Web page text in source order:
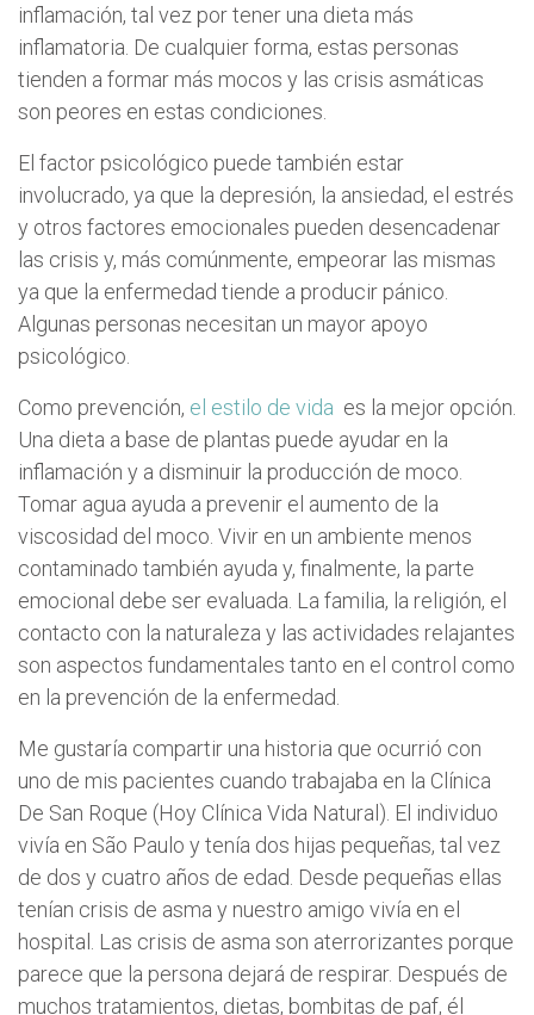
inflamación, tal vez por tener una dieta más
inflamatoria. De cualquier forma, estas personas
tienden a formar más mocos y las crisis asmáticas
son peores en estas condiciones.
El factor psicológico puede también estar
involucrado, ya que la depresión, la ansiedad, el estrés
y otros factores emocionales pueden desencadenar
las crisis y, más comúnmente, empeorar las mismas
ya que la enfermedad tiende a producir pánico.
Algunas personas necesitan un mayor apoyo
psicológico.
Como prevención, el estilo de vida es la mejor opción.
Una dieta a base de plantas puede ayudar en la
inflamación y a disminuir la producción de moco.
Tomar agua ayuda a prevenir el aumento de la
viscosidad del moco. Vivir en un ambiente menos
contaminado también ayuda y, finalmente, la parte
emocional debe ser evaluada. La familia, la religión, el
contacto con la naturaleza y las actividades relajantes
son aspectos fundamentales tanto en el control como
en la prevención de la enfermedad.
Me gustaría compartir una historia que ocurrió con
uno de mis pacientes cuando trabajaba en la Clínica
De San Roque (Hoy Clínica Vida Natural). El individuo
vivía en São Paulo y tenía dos hijas pequeñas, tal vez
de dos y cuatro años de edad. Desde pequeñas ellas
tenían crisis de asma y nuestro amigo vivía en el
hospital. Las crisis de asma son aterrorizantes porque
parece que la persona dejará de respirar. Después de
muchos tratamientos, dietas, bombitas de paf, él